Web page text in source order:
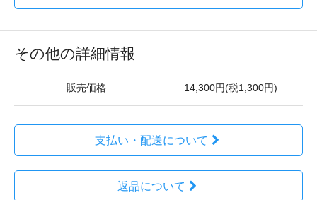
その他の詳細情報
販売価格 14,300円(税1,300円)
支払い・配送について
返品について